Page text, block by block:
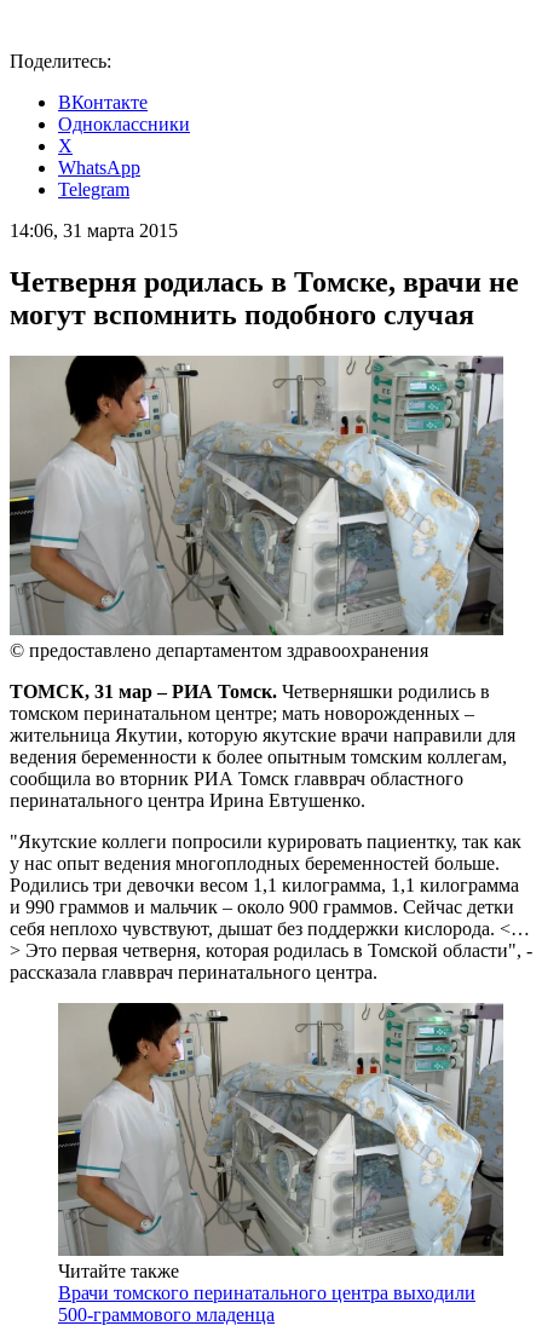
Поделитесь:
ВКонтакте
Одноклассники
X
WhatsApp
Telegram
14:06, 31 марта 2015
Четверня родилась в Томске, врачи не
могут вспомнить подобного случая
© предоставлено департаментом здравоохранения
ТОМСК, 31 мар – РИА Томск. Четверняшки родились в
томском перинатальном центре; мать новорожденных –
жительница Якутии, которую якутские врачи направили для
ведения беременности к более опытным томским коллегам,
сообщила во вторник РИА Томск главврач областного
перинатального центра Ирина Евтушенко.
"Якутские коллеги попросили курировать пациентку, так как
у нас опыт ведения многоплодных беременностей больше.
Родились три девочки весом 1,1 килограмма, 1,1 килограмма
и 990 граммов и мальчик – около 900 граммов. Сейчас детки
себя неплохо чувствуют, дышат без поддержки кислорода. <…
> Это первая четверня, которая родилась в Томской области", -
рассказала главврач перинатального центра.
Читайте также
Врачи томского перинатального центра выходили
500-граммового младенца